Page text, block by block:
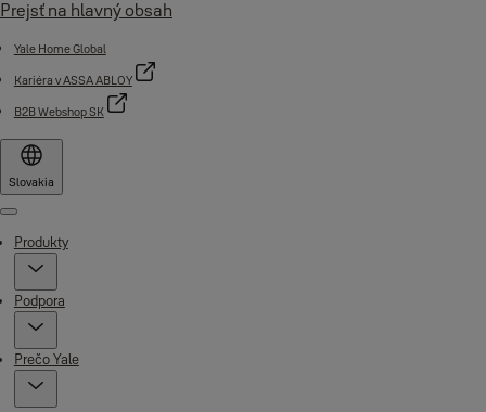
Prejsť na hlavný obsah
Yale Home Global
Kariéra v ASSA ABLOY
B2B Webshop SK
Slovakia
Menu
Produkty
Podpora
Prečo Yale